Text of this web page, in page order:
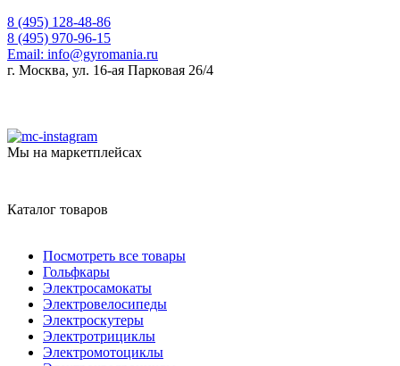
8 (495) 128-48-86
8 (495) 970-96-15
Email: info@gyromania.ru
г. Москва, ул. 16-ая Парковая 26/4
Мы на маркетплейсах
Каталог товаров
Посмотреть все товары
Гольфкары
Электросамокаты
Электровелосипеды
Электроскутеры
Электротрициклы
Электромотоциклы